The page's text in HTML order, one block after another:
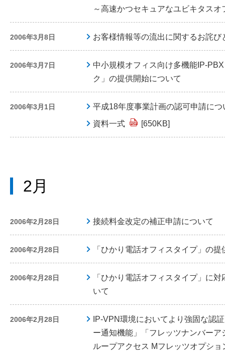
～高速かつセキュアなユビキタス
2006年3月8日 お客様情報等の流出に関するお詫び
2006年3月7日
中小規模オフィス向け多機能IP-
ク」の提供開始について
2006年3月1日
平成18年度事業計画の認可申請につ
資料一式
[650KB]
2月
2006年2月28日 接続料金改定の補正申請について
2006年2月28日 「ひかり電話オフィスタイプ」の
2006年2月28日
「ひかり電話オフィスタイプ」に
いて
2006年2月28日
IP-VPN環境においてより強固な認
ー通知機能」「フレッツナンバー
ループアクセス Mフレッツオプシ